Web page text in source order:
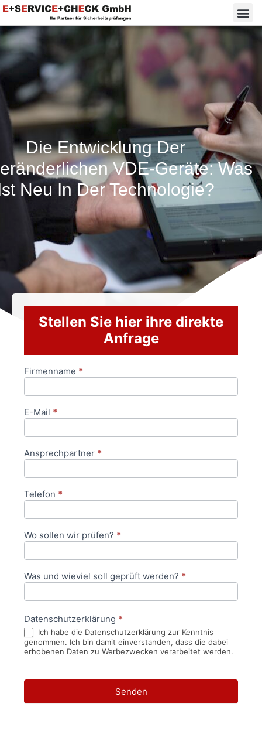
Die Entwicklung Der
VDE-Geräte: Was
Neu In Der Technologie?
Stellen Sie hier ihre direkte
Anfrage
Anfrageformular
Firmenname *
E-Mail *
Ansprechpartner *
Telefon *
Wo sollen wir prüfen? *
Was und wieviel soll geprüft werden? *
Datenschutzerklärung *
Ich habe die Datenschutzerklärung zur Kenntnis
genommen. Ich bin damit einverstanden, dass die dabei
erhobenen Daten zu Werbezwecken verarbeitet werden.
Senden